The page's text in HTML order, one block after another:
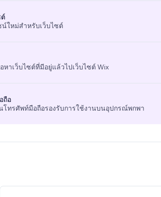
ใหม่สำหรับเว็บไซต์
หาเว็บไซต์ที่มีอยู่แล้วไปเว็บไซต์ Wix
ถือ
โทรศัพท์มือถือรองรับการใช้งานบนอุปกรณ์พกพา